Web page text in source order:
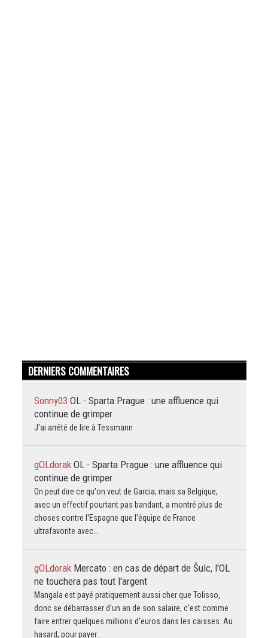
DERNIERS COMMENTAIRES
Sonny03 OL - Sparta Prague : une affluence qui
continue de grimper
J'ai arrêté de lire à Tessmann
gOLdorak OL - Sparta Prague : une affluence qui
continue de grimper
On peut dire ce qu'on veut de Garcia, mais sa Belgique,
avec un effectif pourtant pas bandant, a montré plus de
choses contre l'Espagne que l'équipe de France
ultrafavorite avec…
gOLdorak Mercato : en cas de départ de Šulc, l'OL
ne touchera pas tout l'argent
Mangala est payé pratiquement aussi cher que Tolisso,
donc se débarrasser d'un an de son salaire, c'est comme
faire entrer quelques millions d'euros dans les caisses. Au
hasard, pour payer…